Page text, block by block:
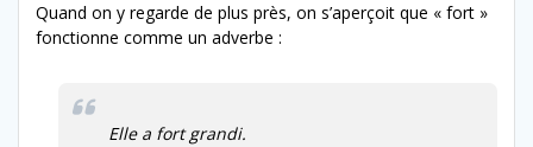
Quand on y regarde de plus près, on s’aperçoit que « fort »
fonctionne comme un adverbe :
Elle a fort grandi.